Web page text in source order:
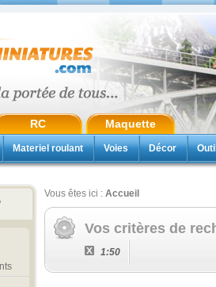
RC Maquette
Materiel roulant Voies Décor
Vous êtes ici : Accueil
Vos critères de
1:50